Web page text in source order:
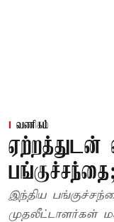
வணிகம்
ஏற்றத்துடன்
இந்திய
முதலீட்டாளர்கள்